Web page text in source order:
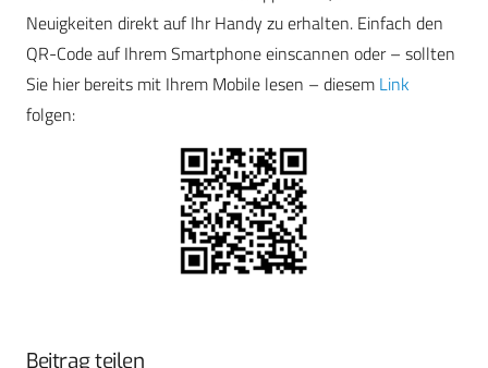
Neuigkeiten direkt auf Ihr Handy zu erhalten. Einfach den
QR-Code auf Ihrem Smartphone einscannen oder – sollten
Sie hier bereits mit Ihrem Mobile lesen – diesem Link
folgen:
Beitrag teilen